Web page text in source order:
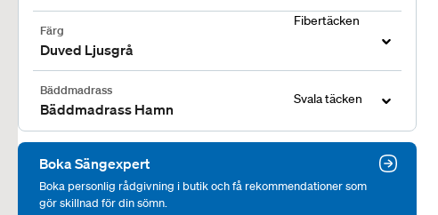
Fibertäcken
Svala täcken
Färg
Duved Ljusgrå
Bäddmadrass
Bäddmadrass Hamn
Boka Sängexpert
Boka personlig rådgivning i butik och få rekommendationer som
gör skillnad för din sömn.